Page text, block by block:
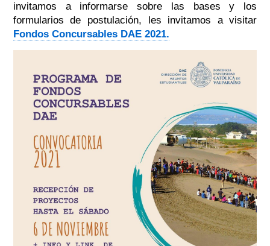
invitamos a informarse sobre las bases y los
formularios de postulación, les invitamos a visitar
Fondos Concursables DAE 2021.